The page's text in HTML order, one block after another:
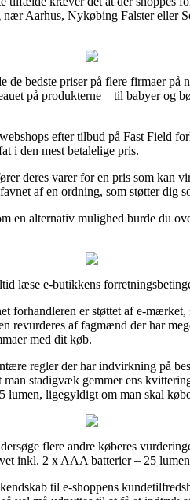
Aarhus, Nykøbing Falster eller
bedste priser på flere firmaer på
på produkterne – til babyer og
efter tilbud på Fast Field
i den mest betalelige pris.
deres varer for en pris som
af en ordning, som støtter dig
en alternativ mulighed burde du
læse e-butikkens
forhandleren er støttet af e-
revurderes af fagmænd der har
med dit køb.
regler der har indvirkning på
stadigvæk gemmer ens
ligegyldigt om man skal
flere andre køberes
inkl. 2 x AAA batterier – 25
til e-shoppens